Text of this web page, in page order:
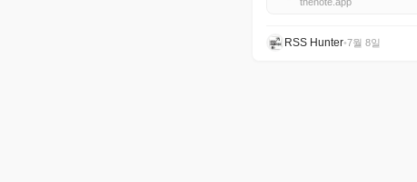
RSS Hunter•7월 8일